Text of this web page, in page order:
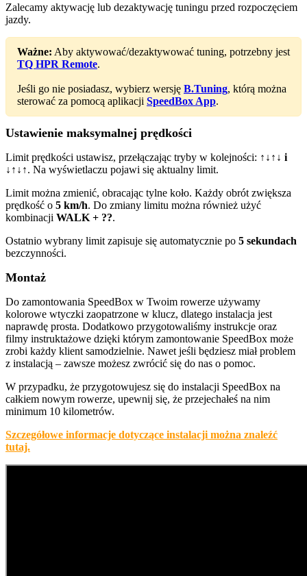
Zalecamy aktywację lub dezaktywację tuningu przed rozpoczęciem
jazdy.
Ważne: Aby aktywować/dezaktywować tuning, potrzebny jest
TQ HPR Remote.
Jeśli go nie posiadasz, wybierz wersję B.Tuning, którą można
sterować za pomocą aplikacji SpeedBox App.
Ustawienie maksymalnej prędkości
Limit prędkości ustawisz, przełączając tryby w kolejności: ↑↓↑↓ i
↓↑↓↑. Na wyświetlaczu pojawi się aktualny limit.
Limit można zmienić, obracając tylne koło. Każdy obrót zwiększa
prędkość o 5 km/h. Do zmiany limitu można również użyć
kombinacji WALK + ??.
Ostatnio wybrany limit zapisuje się automatycznie po 5 sekundach
bezczynności.
Montaż
Do zamontowania SpeedBox w Twoim rowerze używamy
kolorowe wtyczki zaopatrzone w klucz, dlatego instalacja jest
naprawdę prosta. Dodatkowo przygotowaliśmy instrukcje oraz
filmy instruktażowe dzięki którym zamontowanie SpeedBox może
zrobi każdy klient samodzielnie. Nawet jeśli będziesz miał problem
z instalacją – zawsze możesz zwrócić się do nas o pomoc.
W przypadku, że przygotowujesz się do instalacji SpeedBox na
całkiem nowym rowerze, upewnij się, że przejechałeś na nim
minimum 10 kilometrów.
Szczegółowe informacje dotyczące instalacji można znaleźć
tutaj.